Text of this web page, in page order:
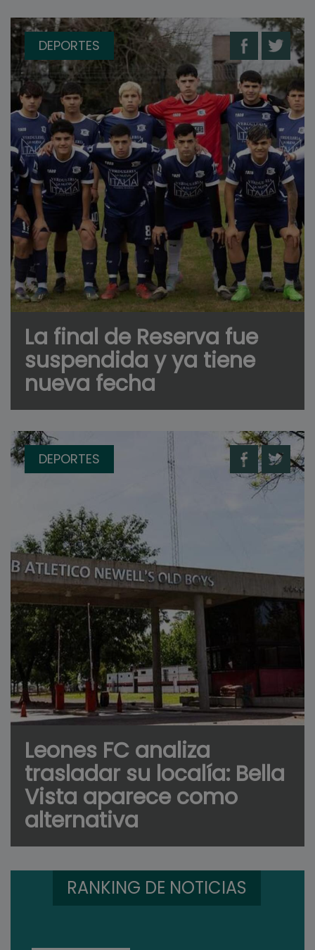
DEPORTES
La final de Reserva fue
suspendida y ya tiene
nueva fecha
DEPORTES
Leones FC analiza
trasladar su localía: Bella
Vista aparece como
alternativa
RANKING DE NOTICIAS